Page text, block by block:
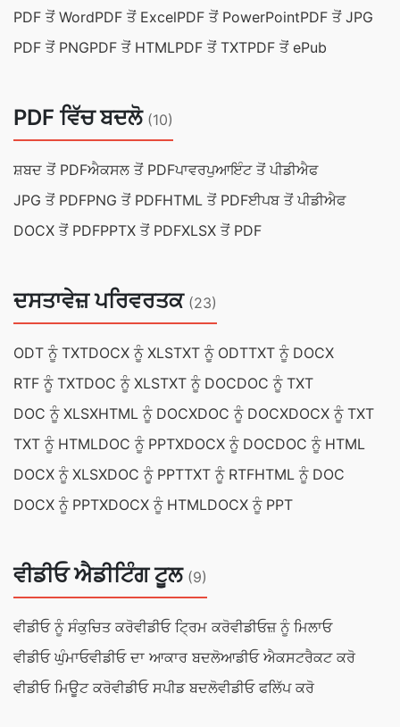
PDF ਤੋਂ WordPDF ਤੋਂ ExcelPDF ਤੋਂ PowerPointPDF ਤੋਂ JPG
PDF ਤੋਂ PNGPDF ਤੋਂ HTMLPDF ਤੋਂ TXTPDF ਤੋਂ ePub
PDF ਵਿੱਚ ਬਦਲੋ (10)
ਸ਼ਬਦ ਤੋਂ PDFਐਕਸਲ ਤੋਂ PDFਪਾਵਰਪੁਆਇੰਟ ਤੋਂ ਪੀਡੀਐਫ
JPG ਤੋਂ PDFPNG ਤੋਂ PDFHTML ਤੋਂ PDFਈਪਬ ਤੋਂ ਪੀਡੀਐਫ
DOCX ਤੋਂ PDFPPTX ਤੋਂ PDFXLSX ਤੋਂ PDF
ਦਸਤਾਵੇਜ਼ ਪਰਿਵਰਤਕ (23)
ODT ਨੂੰ TXTDOCX ਨੂੰ XLSTXT ਨੂੰ ODTTXT ਨੂੰ DOCX
RTF ਨੂੰ TXTDOC ਨੂੰ XLSTXT ਨੂੰ DOCDOC ਨੂੰ TXT
DOC ਨੂੰ XLSXHTML ਨੂੰ DOCXDOC ਨੂੰ DOCXDOCX ਨੂੰ TXT
TXT ਨੂੰ HTMLDOC ਨੂੰ PPTXDOCX ਨੂੰ DOCDOC ਨੂੰ HTML
DOCX ਨੂੰ XLSXDOC ਨੂੰ PPTTXT ਨੂੰ RTFHTML ਨੂੰ DOC
DOCX ਨੂੰ PPTXDOCX ਨੂੰ HTMLDOCX ਨੂੰ PPT
ਵੀਡੀਓ ਐਡੀਟਿੰਗ ਟੂਲ (9)
ਵੀਡੀਓ ਨੂੰ ਸੰਕੁਚਿਤ ਕਰੋਵੀਡੀਓ ਟ੍ਰਿਮ ਕਰੋਵੀਡੀਓਜ਼ ਨੂੰ ਮਿਲਾਓ
ਵੀਡੀਓ ਘੁੰਮਾਓਵੀਡੀਓ ਦਾ ਆਕਾਰ ਬਦਲੋਆਡੀਓ ਐਕਸਟਰੈਕਟ ਕਰੋ
ਵੀਡੀਓ ਮਿਊਟ ਕਰੋਵੀਡੀਓ ਸਪੀਡ ਬਦਲੋਵੀਡੀਓ ਫਲਿੱਪ ਕਰੋ